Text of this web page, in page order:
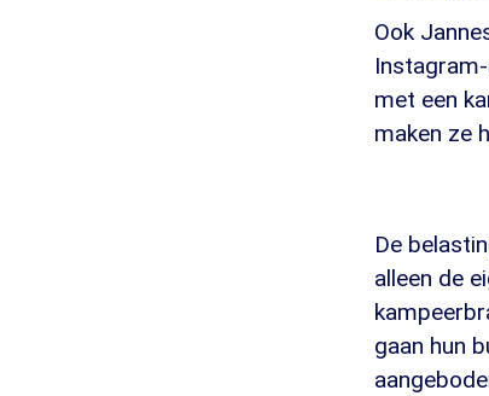
Ook
met een
maken ze
De
alleen de
gaan hun